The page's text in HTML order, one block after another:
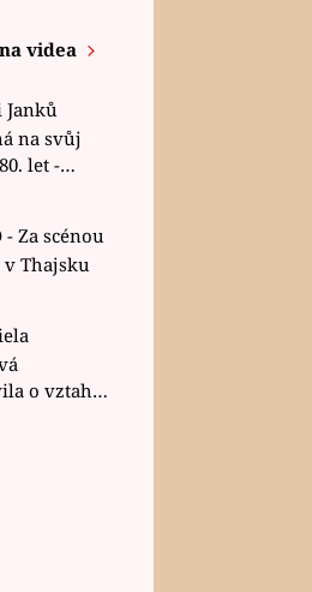
videa
na svůj
let -
Thajsku
o vztahu